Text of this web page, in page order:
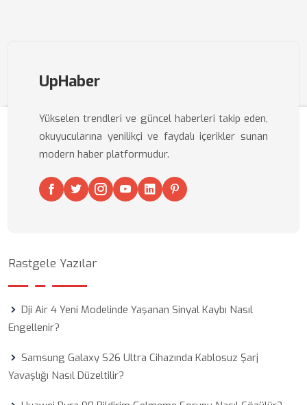
UpHaber
Yükselen trendleri ve güncel haberleri takip eden,
okuyucularına yenilikçi ve faydalı içerikler sunan
modern haber platformudur.
Rastgele Yazılar
Dji Air 4 Yeni Modelinde Yaşanan Sinyal Kaybı Nasıl
Engellenir?
Samsung Galaxy S26 Ultra Cihazında Kablosuz Şarj
Yavaşlığı Nasıl Düzeltilir?